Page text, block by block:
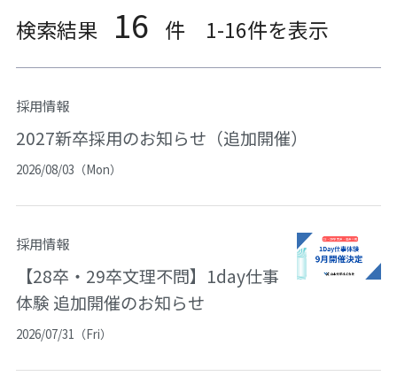
検索結果 16 件 1-16件を表示
採用情報
2027新卒採用のお知らせ（追加開催）
2026/08/03（Mon）
採用情報
【28卒・29卒文理不問】1day仕事
体験 追加開催のお知らせ
2026/07/31（Fri）